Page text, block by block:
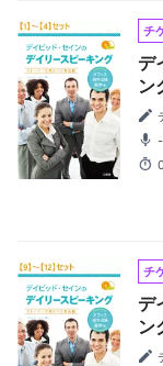
チ
デ
ン
～
-
チ
デ
ン
～